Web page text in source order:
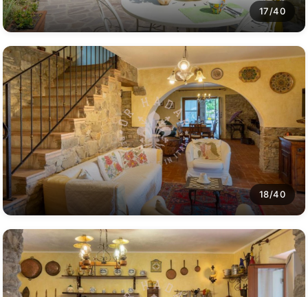
17/40
18/40